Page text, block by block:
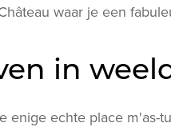
waar je een
in
enige echte place m'as-